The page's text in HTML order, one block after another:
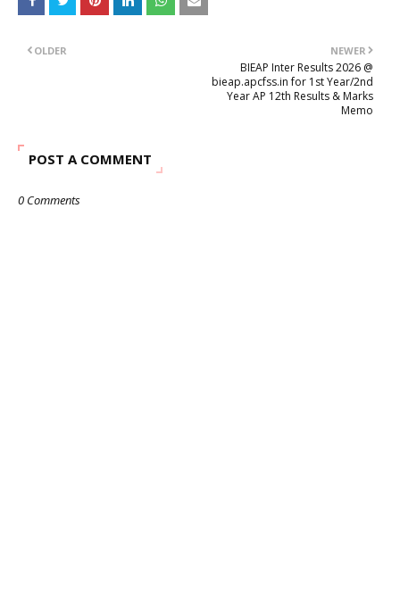
NEWER
BIEAP Inter Results 2026 @
bieap.apcfss.in for 1st Year/2nd
Year AP 12th Results & Marks
Memo
OLDER
POST A COMMENT
0 Comments